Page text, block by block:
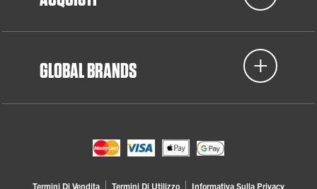
GLOBAL BRANDS
Termini Di Vendita Termini Di Utilizzo Informativa Sulla Privacy